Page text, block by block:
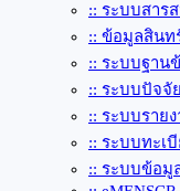
:: ระบบสาร
:: ข้อมูลสินท
:: ระบบฐาน
:: ระบบปัจจั
:: ระบบราย
:: ระบบทะเ
:: ระบบข้อมู